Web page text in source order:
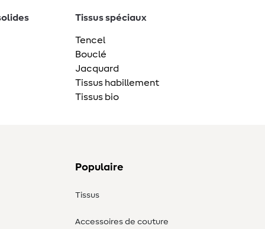
Tissus spéciaux
Tencel
Bouclé
Jacquard
Tissus habillement
Tissus bio
Populaire
Tissus
Accessoires de couture